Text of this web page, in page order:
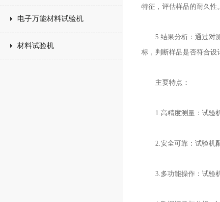
电子万能材料试验机
材料试验机
特征，评估样品的耐久性
5.结果分析：通过对测
标，判断样品是否符合设
主要特点：
1.高精度测量：试验机
2.安全可靠：试验机配
3.多功能操作：试验机